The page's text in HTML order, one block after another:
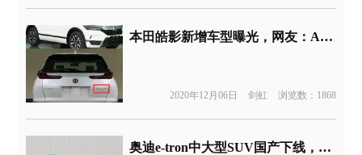
本田皓影新增车型曝光，网友：A柱警告！
2020年12月06日 剑虹 浏览数：1868
奥迪e-tron中大型SUV国产下线，比进口版或降10万